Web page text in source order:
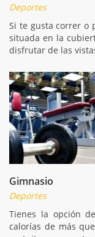
Deportes
Si te gusta correr o
situada en la
disfrutar de las
Gimnasio
Deportes
Tienes la opción
calorías de más